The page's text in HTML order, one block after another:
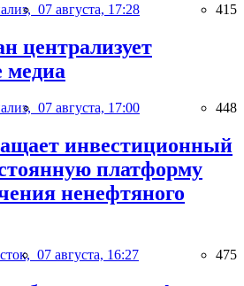
07 августа, 17:28 415
централизует
медиа
07 августа, 17:00 448
инвестиционный
платформу
ненефтяного
07 августа, 16:27 475